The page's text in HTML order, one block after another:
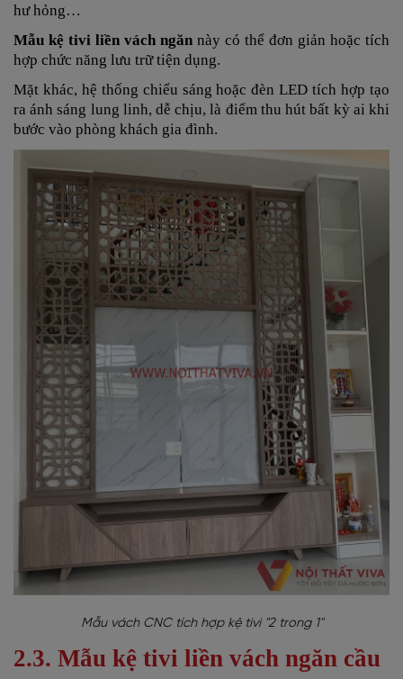
hư hỏng…
Mẫu kệ tivi liền vách ngăn này có thể đơn giản hoặc tích
hợp chức năng lưu trữ tiện dụng.
Mặt khác, hệ thống chiếu sáng hoặc đèn LED tích hợp tạo
ra ánh sáng lung linh, dễ chịu, là điểm thu hút bất kỳ ai khi
bước vào phòng khách gia đình.
Mẫu vách CNC tích hợp kệ tivi "2 trong 1"
2.3. Mẫu kệ tivi liền vách ngăn cầu